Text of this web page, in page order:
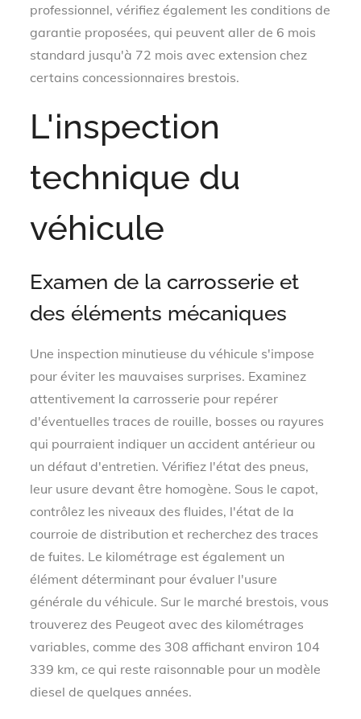
professionnel, vérifiez également les conditions de
garantie proposées, qui peuvent aller de 6 mois
standard jusqu'à 72 mois avec extension chez
certains concessionnaires brestois.
L'inspection
technique du
véhicule
Examen de la carrosserie et
des éléments mécaniques
Une inspection minutieuse du véhicule s'impose
pour éviter les mauvaises surprises. Examinez
attentivement la carrosserie pour repérer
d'éventuelles traces de rouille, bosses ou rayures
qui pourraient indiquer un accident antérieur ou
un défaut d'entretien. Vérifiez l'état des pneus,
leur usure devant être homogène. Sous le capot,
contrôlez les niveaux des fluides, l'état de la
courroie de distribution et recherchez des traces
de fuites. Le kilométrage est également un
élément déterminant pour évaluer l'usure
générale du véhicule. Sur le marché brestois, vous
trouverez des Peugeot avec des kilométrages
variables, comme des 308 affichant environ 104
339 km, ce qui reste raisonnable pour un modèle
diesel de quelques années.